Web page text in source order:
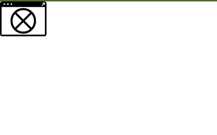
Weitere Informationen über den gesperrten Inhalt.